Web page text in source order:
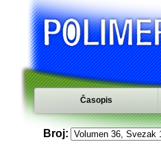
Časopis
Broj: